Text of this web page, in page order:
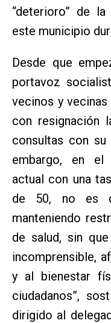
“deterioro” de
este municipio
Desde que
portavoz
vecinos y
con resignación
consultas con su
embargo, en el
actual con una
de 50, no es
manteniendo
de salud, sin
incomprensible,
y al bienestar
ciudadanos”,
dirigido al